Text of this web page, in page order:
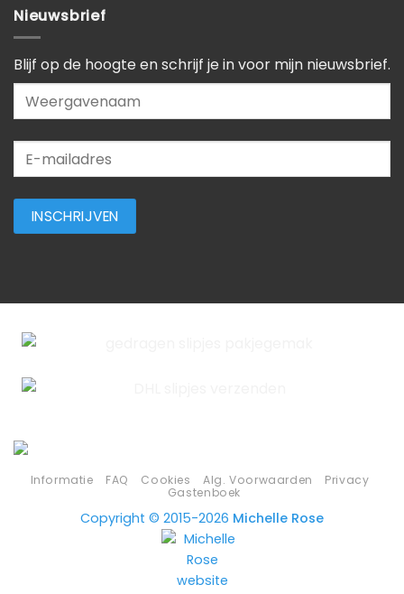
Nieuwsbrief
Blijf op de hoogte en schrijf je in voor mijn nieuwsbrief.
Informatie FAQ Cookies Alg. Voorwaarden
Privacy
Gastenboek
Copyright © 2015-2026 Michelle Rose